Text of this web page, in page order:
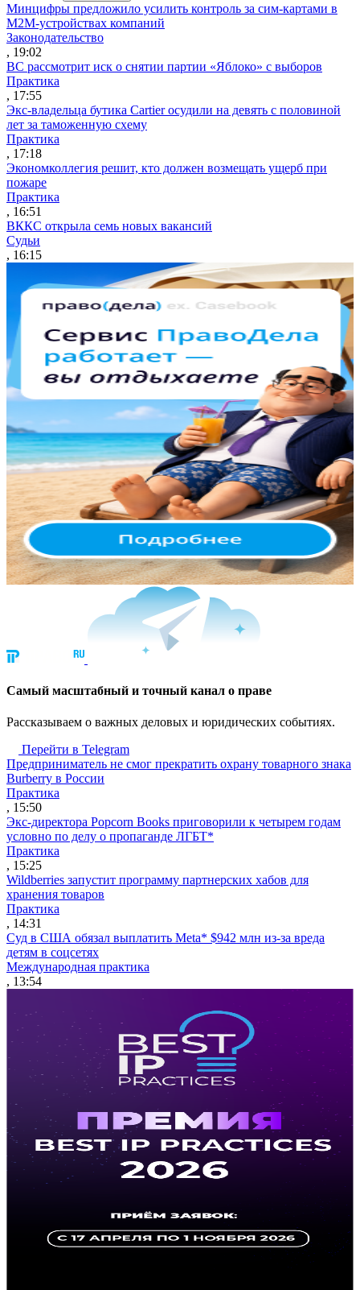
Минцифры предложило усилить контроль за сим-картами в
M2M-устройствах компаний
Законодательство
, 19:02
ВС рассмотрит иск о снятии партии «Яблоко» с выборов
Практика
, 17:55
Экс-владельца бутика Cartier осудили на девять с половиной
лет за таможенную схему
Практика
, 17:18
Экономколлегия решит, кто должен возмещать ущерб при
пожаре
Практика
, 16:51
ВККС открыла семь новых вакансий
Судьи
, 16:15
Cамый масштабный и точный канал о праве
Рассказываем о важных деловых и юридических событиях.
Перейти в Telegram
Предприниматель не смог прекратить охрану товарного знака
Burberry в России
Практика
, 15:50
Экс-директора Popcorn Books приговорили к четырем годам
условно по делу о пропаганде ЛГБТ*
Практика
, 15:25
Wildberries запустит программу партнерских хабов для
хранения товаров
Практика
, 14:31
Суд в США обязал выплатить Meta* $942 млн из-за вреда
детям в соцсетях
Международная практика
, 13:54